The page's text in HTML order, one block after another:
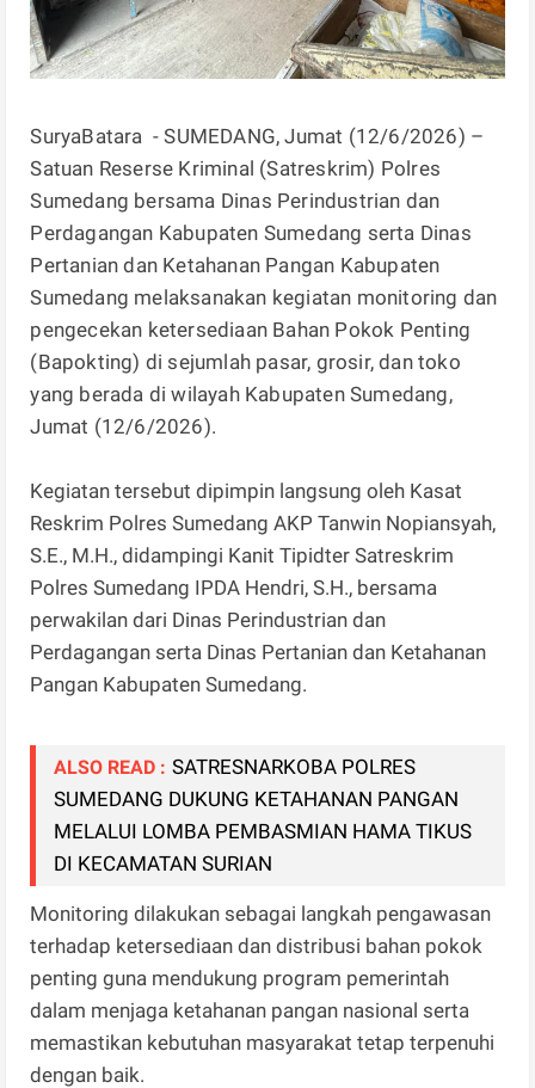
SuryaBatara - SUMEDANG, Jumat (12/6/2026) –
Satuan Reserse Kriminal (Satreskrim) Polres
Sumedang bersama Dinas Perindustrian dan
Perdagangan Kabupaten Sumedang serta Dinas
Pertanian dan Ketahanan Pangan Kabupaten
Sumedang melaksanakan kegiatan monitoring dan
pengecekan ketersediaan Bahan Pokok Penting
(Bapokting) di sejumlah pasar, grosir, dan toko
yang berada di wilayah Kabupaten Sumedang,
Jumat (12/6/2026).
Kegiatan tersebut dipimpin langsung oleh Kasat
Reskrim Polres Sumedang AKP Tanwin Nopiansyah,
S.E., M.H., didampingi Kanit Tipidter Satreskrim
Polres Sumedang IPDA Hendri, S.H., bersama
perwakilan dari Dinas Perindustrian dan
Perdagangan serta Dinas Pertanian dan Ketahanan
Pangan Kabupaten Sumedang.
ALSO READ : SATRESNARKOBA POLRES
SUMEDANG DUKUNG KETAHANAN PANGAN
MELALUI LOMBA PEMBASMIAN HAMA TIKUS
DI KECAMATAN SURIAN
Monitoring dilakukan sebagai langkah pengawasan
terhadap ketersediaan dan distribusi bahan pokok
penting guna mendukung program pemerintah
dalam menjaga ketahanan pangan nasional serta
memastikan kebutuhan masyarakat tetap terpenuhi
dengan baik.